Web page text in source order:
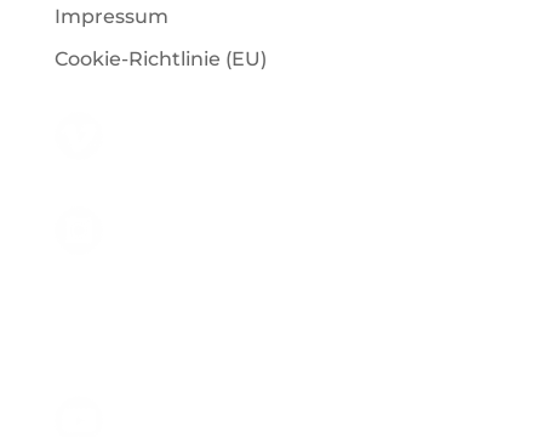
Impressum
Cookie-Richtlinie (EU)